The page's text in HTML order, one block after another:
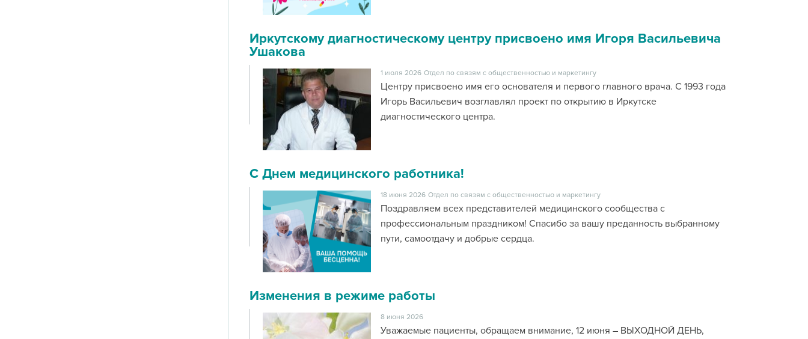
Иркутскому диагностическому центру присвоено имя Игоря Васильевича
Ушакова
1 июля 2026 Отдел по связям с общественностью и маркетингу
Центру присвоено имя его основателя и первого главного врача. С 1993 года
Игорь Васильевич возглавлял проект по открытию в Иркутске
диагностического центра.
С Днем медицинского работника!
18 июня 2026 Отдел по связям с общественностью и маркетингу
Поздравляем всех представителей медицинского сообщества с
профессиональным праздником! Спасибо за вашу преданность выбранному
пути, самоотдачу и добрые сердца.
Изменения в режиме работы
8 июня 2026
Уважаемые пациенты, обращаем внимание, 12 июня – ВЫХОДНОЙ ДЕНЬ,